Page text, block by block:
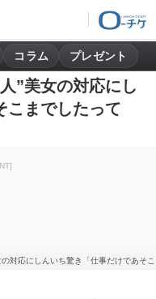
コラム プレゼント
”美女の対応にし
こまでしたって
の対応にしんいち驚き「仕事だけであそ